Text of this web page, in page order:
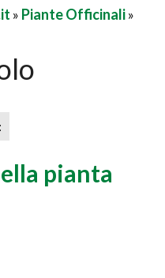
» Piante Officinali»
pianta